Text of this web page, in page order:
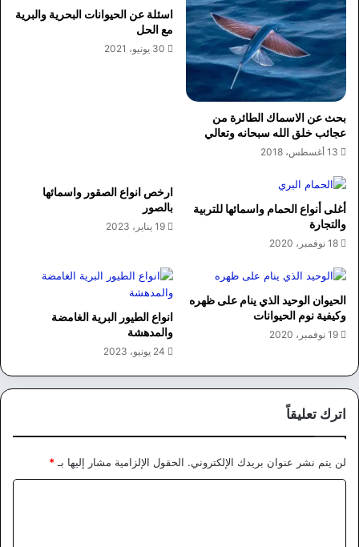
بحث عن الاسماك الطائرة من
عجائب خلق الله سبحانه وتعالي
13 أغسطس، 2018
اسئلة عن الحيوانات البحرية والبرية
مع الحل
30 يونيو، 2021
أغلى أنواع الحمام واسمائها للتربية
والتجارة
18 نوفمبر، 2020
ارخص انواع الصقور واسمائها
بالصور
19 يناير، 2023
الحيوان الوحيد الذي ينام على ظهره
وكيفية نوم الحيوانات
19 نوفمبر، 2020
انواع الطيور البرية الغامضة
والمدهشة
24 يونيو، 2023
اترك تعليقاً
لن يتم نشر عنوان بريدك الإلكتروني. الحقول الإلزامية مشار إليها بـ *